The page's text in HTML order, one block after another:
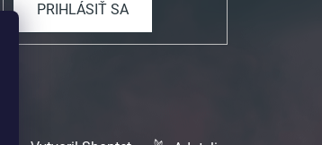
PRIHLÁSIŤ SA